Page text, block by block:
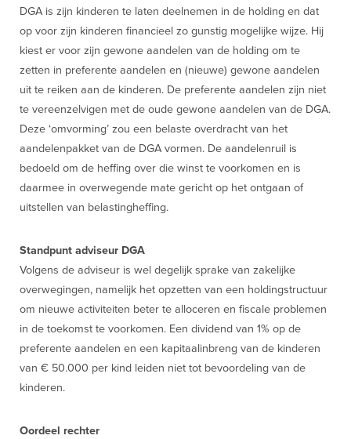
DGA is zijn kinderen te laten deelnemen in de holding en dat
op voor zijn kinderen financieel zo gunstig mogelijke wijze. Hij
kiest er voor zijn gewone aandelen van de holding om te
zetten in preferente aandelen en (nieuwe) gewone aandelen
uit te reiken aan de kinderen. De preferente aandelen zijn niet
te vereenzelvigen met de oude gewone aandelen van de DGA.
Deze ‘omvorming’ zou een belaste overdracht van het
aandelenpakket van de DGA vormen. De aandelenruil is
bedoeld om de heffing over die winst te voorkomen en is
daarmee in overwegende mate gericht op het ontgaan of
uitstellen van belastingheffing.
Standpunt adviseur DGA
Volgens de adviseur is wel degelijk sprake van zakelijke
overwegingen, namelijk het opzetten van een holdingstructuur
om nieuwe activiteiten beter te alloceren en fiscale problemen
in de toekomst te voorkomen. Een dividend van 1% op de
preferente aandelen en een kapitaalinbreng van de kinderen
van € 50.000 per kind leiden niet tot bevoordeling van de
kinderen.
Oordeel rechter